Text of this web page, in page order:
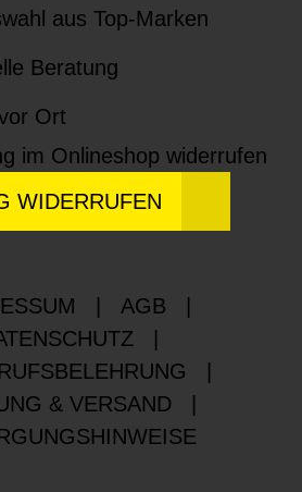
aus Top-Marken
Beratung
Ort
im Onlineshop widerrufen
WIDERRUFEN
AGB
& VERSAND